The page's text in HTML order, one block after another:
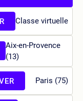
Classe virtuelle
Aix-en-Provence
(13)
Paris (75)